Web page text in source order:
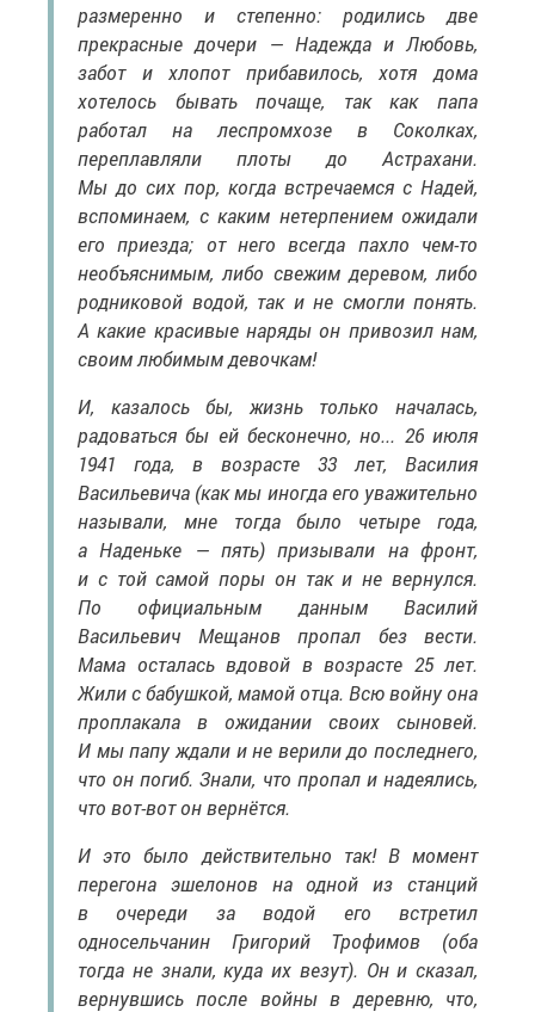
размеренно и степенно: родились две
прекрасные дочери — Надежда и Любовь,
забот и хлопот прибавилось, хотя дома
хотелось бывать почаще, так как папа
работал на леспромхозе в Соколках,
переплавляли плоты до Астрахани.
Мы до сих пор, когда встречаемся с Надей,
вспоминаем, с каким нетерпением ожидали
его приезда; от него всегда пахло чем-то
необъяснимым, либо свежим деревом, либо
родниковой водой, так и не смогли понять.
А какие красивые наряды он привозил нам,
своим любимым девочкам!
И, казалось бы, жизнь только началась,
радоваться бы ей бесконечно, но... 26 июля
1941 года, в возрасте 33 лет, Василия
Васильевича (как мы иногда его уважительно
называли, мне тогда было четыре года,
а Наденьке — пять) призывали на фронт,
и с той самой поры он так и не вернулся.
По официальным данным Василий
Васильевич Мещанов пропал без вести.
Мама осталась вдовой в возрасте 25 лет.
Жили с бабушкой, мамой отца. Всю войну она
проплакала в ожидании своих сыновей.
И мы папу ждали и не верили до последнего,
что он погиб. Знали, что пропал и надеялись,
что вот-вот он вернётся.
И это было действительно так! В момент
перегона эшелонов на одной из станций
в очереди за водой его встретил
односельчанин Григорий Трофимов (оба
тогда не знали, куда их везут). Он и сказал,
вернувшись после войны в деревню, что,